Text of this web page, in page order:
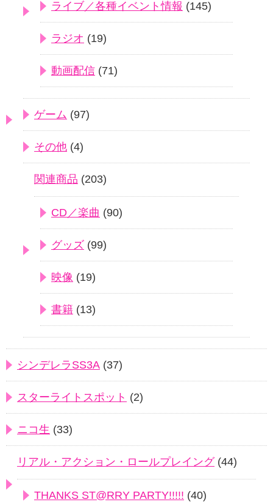
ライブ／各種イベント情報 (145)
ラジオ (19)
動画配信 (71)
ゲーム (97)
その他 (4)
関連商品 (203)
CD／楽曲 (90)
グッズ (99)
映像 (19)
書籍 (13)
シンデレラSS3A (37)
スターライトスポット (2)
ニコ生 (33)
リアル・アクション・ロールプレイング(44)
THANKS ST@RRY PARTY!!!!! (40)